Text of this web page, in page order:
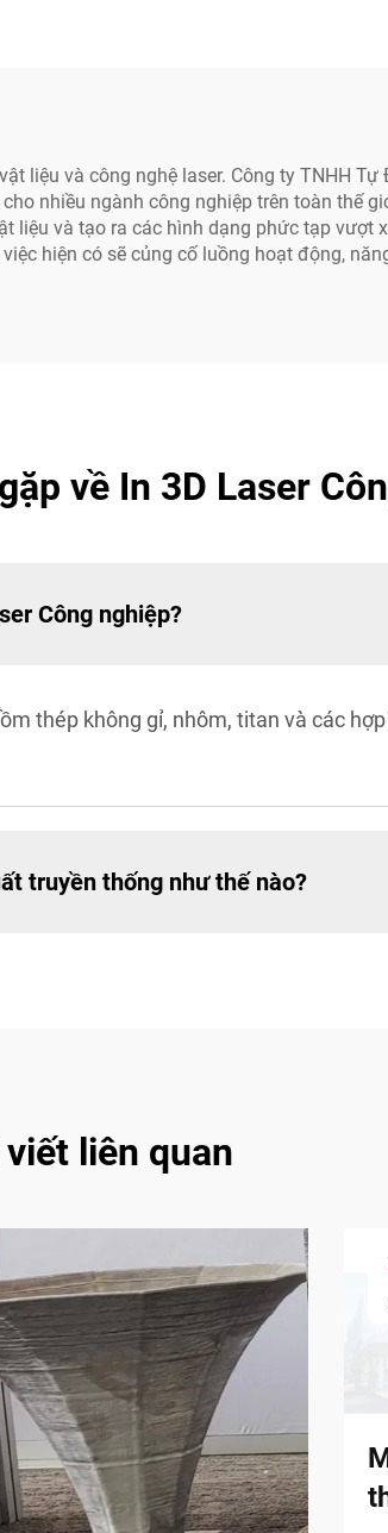
liệu và công nghệ laser. Công ty TNHH
nhiều ngành công nghiệp trên toàn thế
và tạo ra các hình dạng phức tạp vượt
hiện có sẽ củng cố luồng hoạt động,
về In 3D Laser
Công nghiệp?
thép không gỉ, nhôm, titan và các
truyền thống như thế nào?
viết liên quan